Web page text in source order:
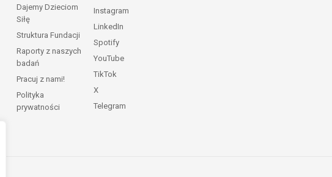
Dajemy Dzieciom
Siłę
Struktura Fundacji
Raporty z naszych
badań
Pracuj z nami!
Polityka
prywatności
Instagram
LinkedIn
Spotify
YouTube
TikTok
X
Telegram